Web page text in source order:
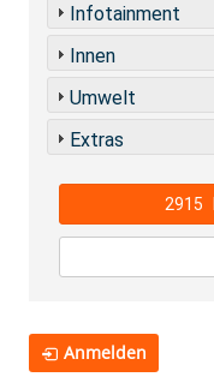
Infotainment
Innen
Umwelt
Extras
2915
Anmelden